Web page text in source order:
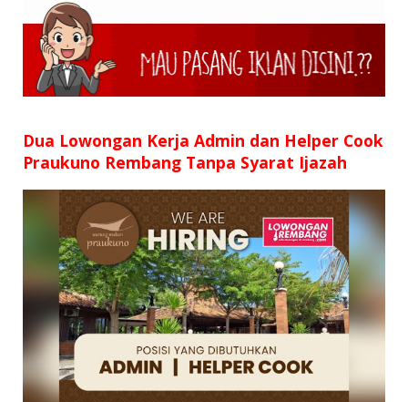
SMP
D3
SURAT LAMARAN
RIWAYAT HIDUP
Dua Lowongan Kerja Admin dan Helper Cook
Praukuno Rembang Tanpa Syarat Ijazah